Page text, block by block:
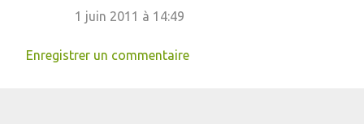
a
1 juin 2011 à 14:49
Enregistrer un commentaire